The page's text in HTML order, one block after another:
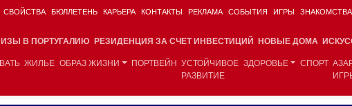
СВОЙСТВА БЮЛЛЕТЕНЬ КАРЬЕРА КОНТАКТЫ РЕКЛАМА СОБЫТИЯ ИГРЫ ЗНАКОМСТВА
В ПОРТУГАЛИЮ РЕЗИДЕНЦИЯ ЗА СЧЕТ ИНВЕСТИЦИЙ НОВЫЕ ДОМА
ЖИЛЬЕ ОБРАЗ ЖИЗНИ ПОРТВЕЙН УСТОЙЧИВОЕ
РАЗВИТИЕ
ЗДОРОВЬЕ СПОРТ